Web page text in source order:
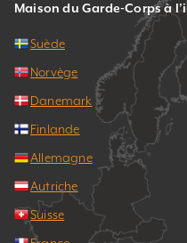
Maison du Garde-Corps à
Suède
Norvège
Danemark
Finlande
Allemagne
Autriche
Suisse